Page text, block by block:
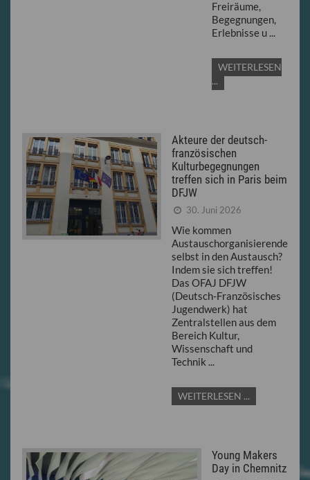
Freiräume,
Begegnungen,
Erlebnisse u ...
WEITERLESEN
...
Akteure der deutsch-
französischen
Kulturbegegnungen
treffen sich in Paris beim
DFJW
30. Juni 2026
Wie kommen
Austauschorganisierende
selbst in den Austausch?
Indem sie sich treffen!
Das OFAJ DFJW
(Deutsch-Französisches
Jugendwerk) hat
Zentralstellen aus dem
Bereich Kultur,
Wissenschaft und
Technik ...
WEITERLESEN ...
Young Makers
Day in Chemnitz